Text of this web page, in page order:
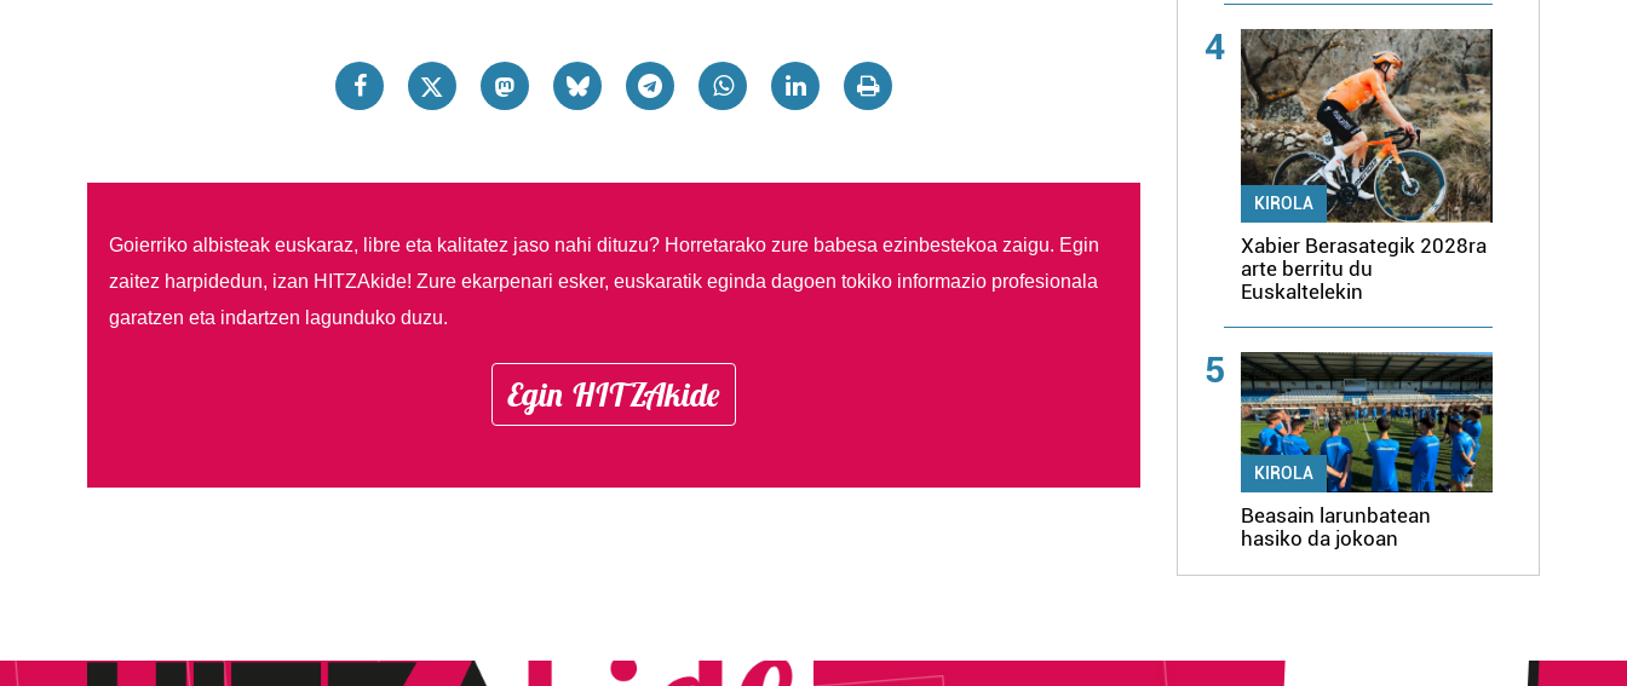
Goierriko albisteak euskaraz, libre eta kalitatez jaso nahi dituzu? Horretarako zure babesa ezinbestekoa zaigu. Egin
zaitez harpidedun, izan HITZAkide! Zure ekarpenari esker, euskaratik eginda dagoen tokiko informazio profesionala
garatzen eta indartzen lagunduko duzu.
Egin HITZAkide
4
KIROLA
Xabier Berasategik 2028ra
arte berritu du
Euskaltelekin
5
KIROLA
Beasain larunbatean
hasiko da jokoan